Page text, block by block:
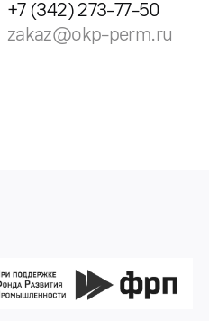
+7 (342) 273-77-50
zakaz@okp-perm.ru